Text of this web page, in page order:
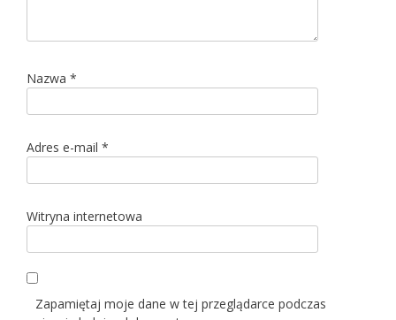
Nazwa *
Adres e-mail *
Witryna internetowa
Zapamiętaj moje dane w tej przeglądarce podczas